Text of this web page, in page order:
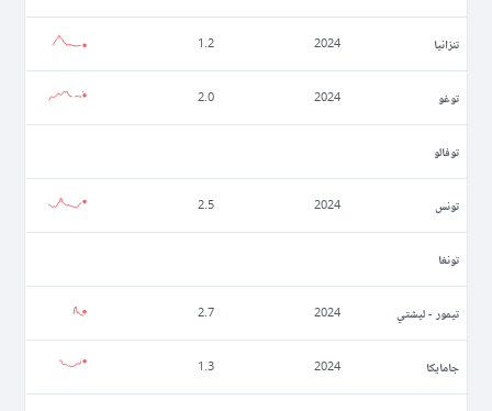
تنزانيا 2024
1.2
توغو 2024
2.0
توفالو
تونس 2024
2.5
تونغا
تيمور - ليشتي 2024
2.7
جامايكا 2024
1.3